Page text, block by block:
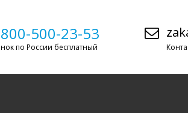
500-23-53
по России бесплатный